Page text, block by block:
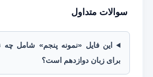
سوالات متداول
این فایل «نمونه پنجم» شامل چه
برای زبان دوازدهم است؟